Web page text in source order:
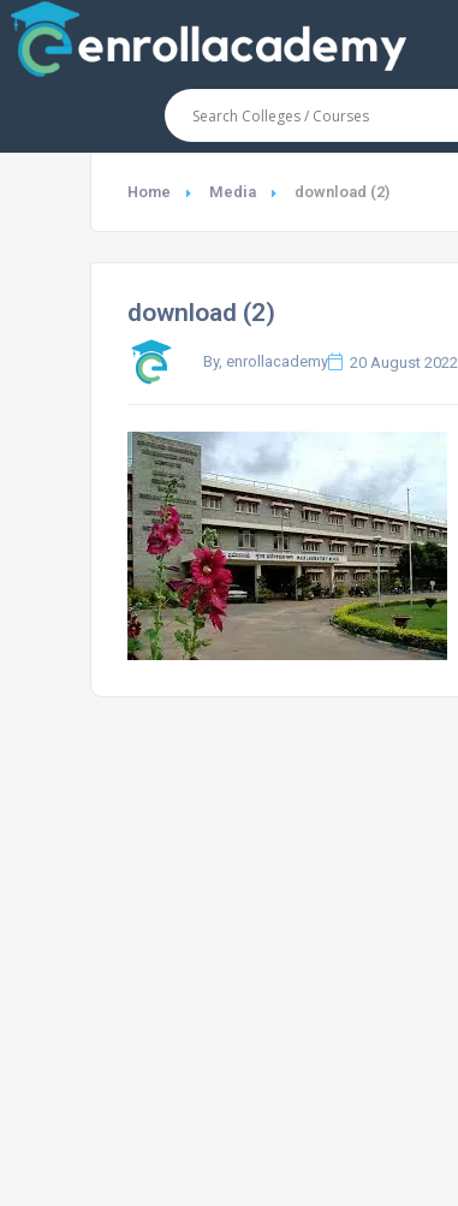
Home Media download (2)
download (2)
By, enrollacademy 20 August 2022